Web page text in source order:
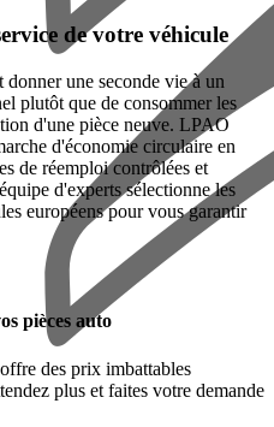
de votre véhicule
une seconde vie à un
plutôt que de consommer les
d'une pièce neuve. LPAO
d'économie circulaire en
de réemploi contrôlées et
d'experts sélectionne les
européens pour vous garantir
pièces auto
des prix imbattables
plus et faites votre demande